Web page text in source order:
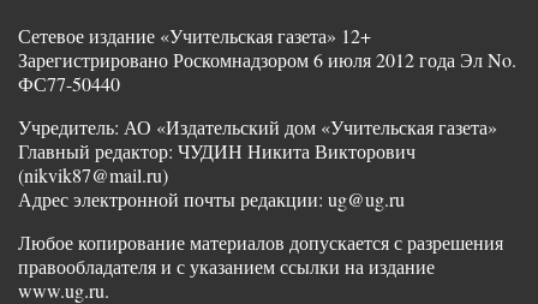
Сетевое издание «Учительская газета» 12+
Зарегистрировано Роскомнадзором 6 июля 2012 года Эл No.
ФС77-50440
Учредитель: АО «Издательский дом «Учительская газета»
Главный редактор: ЧУДИН Никита Викторович
(nikvik87@mail.ru)
Адрес электронной почты редакции: ug@ug.ru
Любое копирование материалов допускается с разрешения
правообладателя и с указанием ссылки на издание
www.ug.ru.